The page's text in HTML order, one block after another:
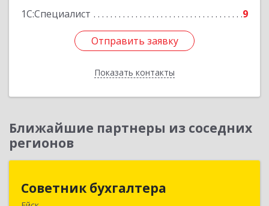
1С:Специалист
9
Отправить заявку
Показать контакты
Отправить заявку
Назад
Ближайшие партнеры из соседних
регионов
Советник бухгалтера